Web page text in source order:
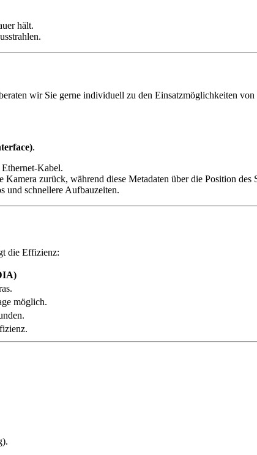
hält.
wir Sie gerne individuell zu den Einsatzmöglichkeiten
.
Kabel.
zurück, während diese Metadaten über die Position des
und schnellere Aufbauzeiten.
die Effizienz:
möglich.